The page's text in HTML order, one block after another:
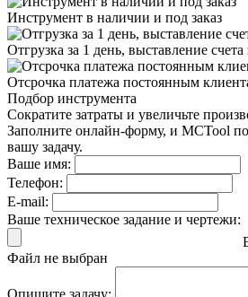
Инструмент в наличии и под заказ
Отгрузка за 1 день, выставление счета
Отсрочка платежа постоянным
Подбор инструмента
Сократите затраты и увеличьте
Заполните онлайн-форму, и MCTool
вашу задачу.
Ваше имя:
Телефон:
E-mail:
Ваше техническое задание и чертежи:
Файл не выбран